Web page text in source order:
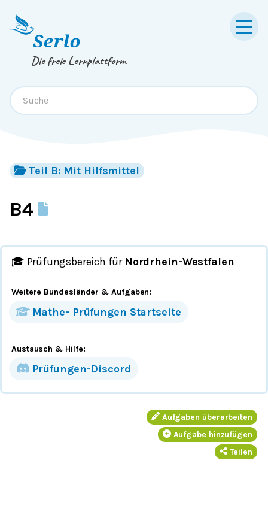
Springe zum
Die freie Lernplattform
Teil B: Mit Hilfsmittel
B4
🎓 Prüfungsbereich für Nordrhein-Westfalen
Weitere Bundesländer & Aufgaben:
Mathe- Prüfungen Startseite
Austausch & Hilfe:
Prüfungen-Discord
Aufgaben überarbeiten
Aufgabe hinzufügen
Teilen